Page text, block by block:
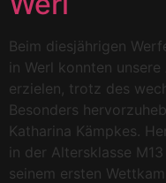
Beim diesjährigen
in Werl konnten
erzielen, trotz des
Besonders
Katharina Kämpkes.
in der Altersklasse
seinem ersten